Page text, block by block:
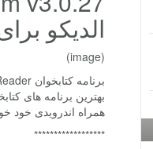
الدیکو
(image)
بهترین برنامه های
همراه اندرویدی خود
******************